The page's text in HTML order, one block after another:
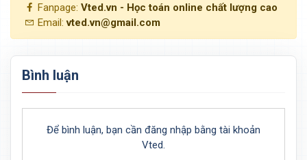
Fanpage: Vted.vn - Học toán online chất lượng cao
Email:vted.vn@gmail.com
Bình luận
Để bình luận, bạn cần đăng nhập bằng tài khoản
Vted.